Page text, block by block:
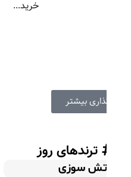
خرید...
بیشتر
ترندهای روز
سوزی